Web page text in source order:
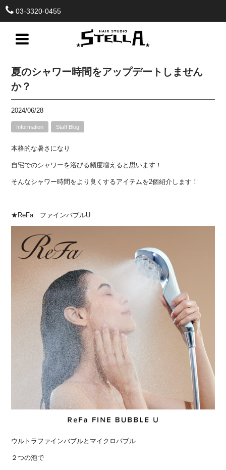
03-3320-0455
夏のシャワー時間をアップデートしません
か？
2024/06/28
Information Staff Blog
本格的な暑さになり
自宅でのシャワーを浴びる頻度増えると思います！
そんなシャワー時間をより良くするアイテムを2個紹介します！
★ReFa ファインバブルU
ウルトラファインバブルとマイクロバブル
２つの泡で